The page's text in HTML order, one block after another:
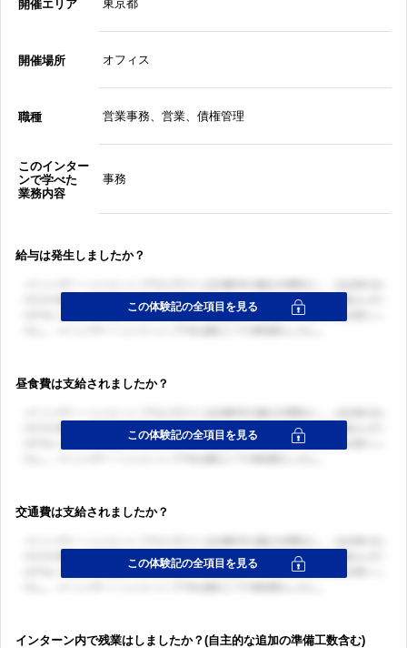
開催エリア 東京都
開催場所 オフィス
職種 営業事務、営業、債権管理
このインター
ンで学べた
業務内容
事務
給与は発生しましたか？
昼食費は支給されましたか？
交通費は支給されましたか？
インターン内で残業はしましたか？(自主的な追加の準備工数含む)